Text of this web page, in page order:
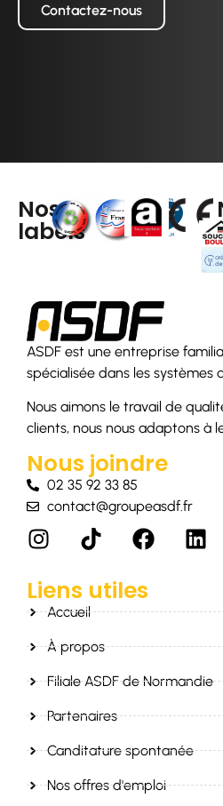
Contactez-nous
Nos
labels
ASDF est une entreprise
spécialisée dans les systèmes
Nous aimons le travail de
clients, nous nous adaptons à
Nous joindre
02 35 92 33 85
contact@groupeasdf.fr
Liens utiles
Accueil
À propos
Filiale ASDF de Normandie
Partenaires
Canditature spontanée
Nos offres d'emploi